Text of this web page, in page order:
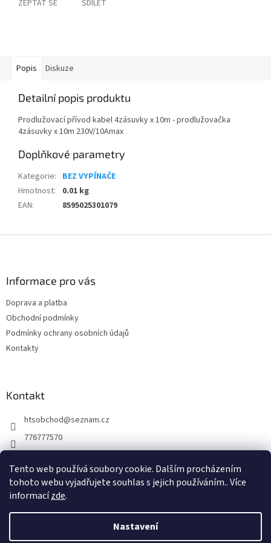
Tento web používá soubory cookie. Dalším procházením
tohoto webu vyjadřujete souhlas s jejich používáním.. Více
informacízde.
Nastavení
ZEPTAT SE SDÍLET
Popis Diskuze
Detailní popis produktu
Prodlužovací přívod kabel 4zásuvky x 10m - prodlužovačka
4zásuvky x 10m 230V/10Amax
Doplňkové parametry
Kategorie: BEZ VYPÍNAČE
Hmotnost:
0.01 kg
EAN: 8595025301079
Informace pro vás
Doprava a platba
Obchodní podmínky
Podmínky ochrany osobních údajů
Kontakty
Kontakt
htsobchod@seznam.cz
776777570
https://www.facebook.com/Elektro-Vr%C5%A1ovick%C3%A1-229
214624677338
Vytvořil Shoptet